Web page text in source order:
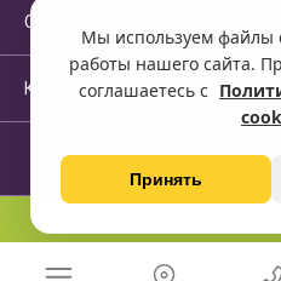
Мы используем файлы
работы нашего сайта.
соглашаетесь с
Принять
Сервисы и помощь
Компания